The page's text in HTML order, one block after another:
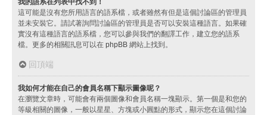
我的語系在列表中找不到！
這可能是沒有您所用語言的語系檔，或者雖然有但是這個討論區的管理員
並未安裝它。請試著詢問討論區的管理員是否可以安裝這種語言。如果確
實沒有這種語言的語系檔，您可以參與我們的翻譯工作，建立您的語系
檔。更多的相關訊息可以在 phpBB 網站上找到。
回頂端
我如何才能在自己的會員名稱下顯示圖像呢？
在瀏覽文章時，可能會有兩個圖像和會員名稱一塊顯示。第一個是和您的
等級相關的圖像，一般以星星、方塊或小圓點的形式，顯示您在這個討論